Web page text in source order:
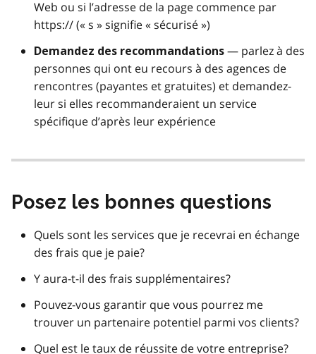
Web ou si l’adresse de la page commence par
https:// (« s » signifie « sécurisé »)
Demandez des recommandations — parlez à des
personnes qui ont eu recours à des agences de
rencontres (payantes et gratuites) et demandez-
leur si elles recommanderaient un service
spécifique d’après leur expérience
Posez les bonnes questions
Quels sont les services que je recevrai en échange
des frais que je paie?
Y aura-t-il des frais supplémentaires?
Pouvez-vous garantir que vous pourrez me
trouver un partenaire potentiel parmi vos clients?
Quel est le taux de réussite de votre entreprise?